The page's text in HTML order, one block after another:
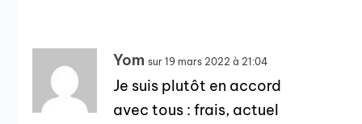
Yom sur 19 mars 2022 à 21:04
Je suis plutôt en accord
avec tous : frais, actuel